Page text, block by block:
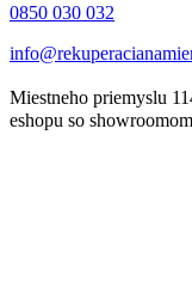
0850 030 032
Miestneho priemyslu
eshopu so